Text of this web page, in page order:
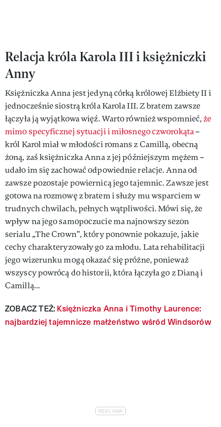
Relacja króla Karola III i księżniczki
Anny
Księżniczka Anna jest jedyną córką królowej Elżbiety II i
jednocześnie siostrą króla Karola III. Z bratem zawsze
łączyła ją wyjątkowa więź. Warto również wspomnieć, że
mimo specyficznej sytuacji i miłosnego czworokąta–
król Karol miał w młodości romans z Camillą, obecną
żoną, zaś księżniczka Anna z jej późniejszym mężem –
udało im się zachować odpowiednie relacje. Anna od
zawsze pozostaje powiernicą jego tajemnic. Zawsze jest
gotowa na rozmowę z bratem i służy mu wsparciem w
trudnych chwilach, pełnych wątpliwości. Mówi się, że
wpływ na jego samopoczucie ma najnowszy sezon
serialu „The Crown”, który ponownie pokazuje, jakie
cechy charakteryzowały go za młodu. Lata rehabilitacji
jego wizerunku mogą okazać się próżne, ponieważ
wszyscy powrócą do historii, która łączyła go z Dianą i
Camillą...
ZOBACZ TEŻ: Księżniczka Anna i Timothy Laurence:
najbardziej tajemnicze małżeństwo wśród Windsorów